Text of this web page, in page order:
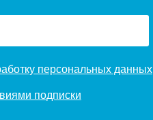
персональных данных
подписки